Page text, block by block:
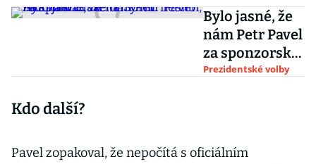
Bylo jasné, že
nám Petr Pavel
za sponzorské
dary nic
Prezidentské volby
Kdo další?
Pavel zopakoval, že nepočítá s oficiálním